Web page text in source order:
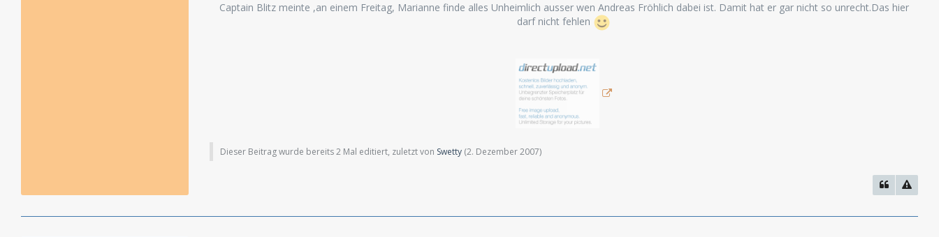
Captain Blitz meinte ,an einem Freitag, Marianne finde alles Unheimlich ausser wen Andreas Fröhlich dabei ist. Damit hat er gar nicht so unrecht.Das hier
darf nicht fehlen
Dieser Beitrag wurde bereits 2 Mal editiert, zuletzt von Swetty (2. Dezember 2007)